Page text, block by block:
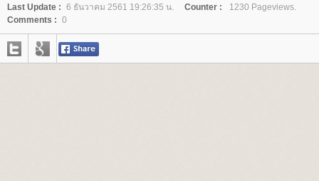
Last Update : 6 ธันวาคม 2561 19:26:35 น. Counter :
1230 Pageviews.
Comments : 0